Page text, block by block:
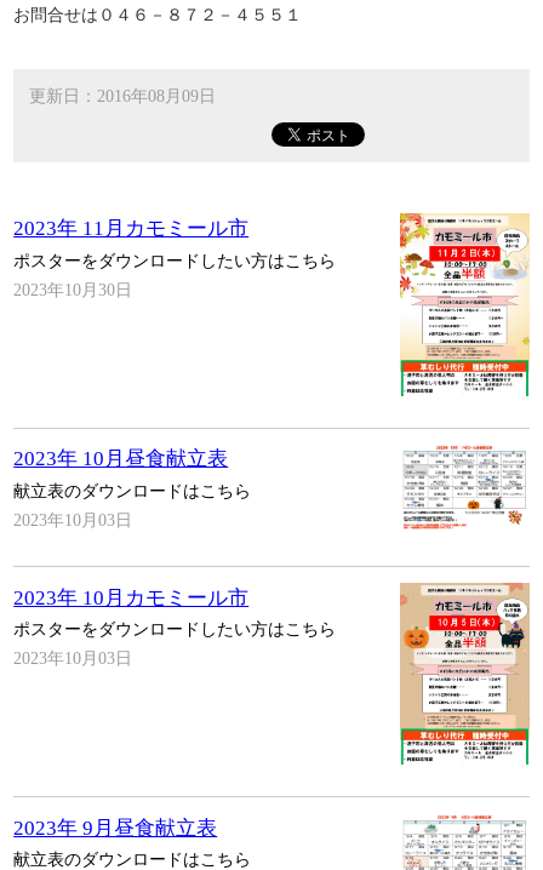
お問合せは０４６－８７２－４５５１
更新日：2016年08月09日
2023年 11月カモミール市
ポスターをダウンロードしたい方はこちら
2023年10月30日
2023年 10月昼食献立表
献立表のダウンロードはこちら
2023年10月03日
2023年 10月カモミール市
ポスターをダウンロードしたい方はこちら
2023年10月03日
2023年 9月昼食献立表
献立表のダウンロードはこちら